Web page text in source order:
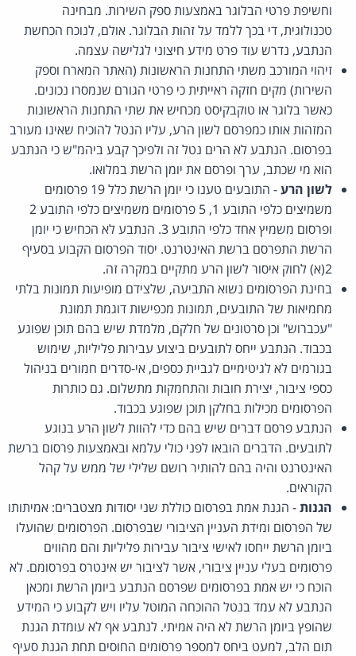
וחשיפת פרטי הבלוגר באמצעות ספק השירות. מבחינה
טכנולוגית, די בכך ללמד על זהות הבלוגר. אולם, לנוכח הכחשת
הנתבע, נדרש עוד פרט מידע חיצוני לגלישה עצמה.
זיהוי המורכב משתי התחנות הראשונות (האתר המארח וספק
השירות) מקים חזקה ראייתית כי פרטי הגורם שנמסרו נכונים.
כאשר בלוגר או טוקבקיסט מכחיש את שתי התחנות הראשונות
המזהות אותו כמפרסם לשון הרע, עליו הנטל להוכיח שאינו מעורב
בפרסום. הנתבע לא הרים נטל זה ולפיכך קבע ביהמ"ש כי הנתבע
הוא מי שכתב, ערך ופרסם את יומן הרשת במלואו.
לשון הרע
- התובעים טענו כי יומן הרשת כלל 19 פרסומים
משמיצים כלפי התובע 1, 5 פרסומים משמיצים כלפי התובע 2
ופרסום משמיץ אחד כלפי התובע 3. הנתבע לא הכחיש כי יומן
הרשת התפרסם ברשת האינטרנט. יסוד הפרסום הקבוע בסעיף
2(א) לחוק איסור לשון הרע מתקיים במקרה זה.
בחינת הפרסומים נשוא התביעה, שלצידם מופיעות תמונות בלתי
מחמיאות של התובעים, תמונות מכפישות דוגמת תמונת
"עכברוש" וכן סרטונים של חלקם, מלמדת שיש בהם תוכן שפוגע
בכבוד. הנתבע ייחס לתובעים ביצוע עבירות פליליות, שימוש
בגורמים לא לגיטימיים לגביית כספים, אי-סדרים חמורים בניהול
כספי ציבור, יצירת חובות והתחמקות מתשלום. גם כותרות
הפרסומים מכילות בחלקן תוכן שפוגע בכבוד.
הנתבע פרסם דברים שיש בהם כדי להוות לשון הרע בנוגע
לתובעים. הדברים הובאו לפני כולי עלמא ובאמצעות פרסום ברשת
האינטרנט והיה בהם להותיר רושם שלילי של ממש על קהל
הקוראים.
הגנות- הגנת אמת בפרסום כוללת שני יסודות מצטברים: אמיתותו
של הפרסום ומידת העניין הציבורי שבפרסום. הפרסומים שהועלו
ביומן הרשת ייחסו לאישי ציבור עבירות פליליות והם מהווים
פרסומים בעלי עניין ציבורי, אשר לציבור יש אינטרס בפרסומם. לא
הוכח כי יש אמת בפרסומים שפרסם הנתבע ביומן הרשת ומכאן
הנתבע לא עמד בנטל ההוכחה המוטל עליו ויש לקבוע כי המידע
שהופץ ביומן הרשת לא היה אמיתי. לנתבע אף לא עומדת הגנת
תום הלב, למעט ביחס למספר פרסומים החוסים תחת הגנת סעיף